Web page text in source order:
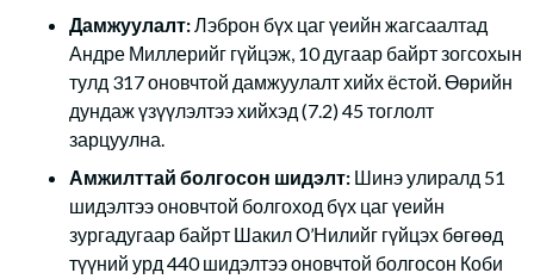
Дамжуулалт:Лэброн бүх цаг үеийн жагсаалтад
Андре Миллерийг гүйцэж, 10 дугаар байрт зогсохын
тулд 317 оновчтой дамжуулалт хийх ёстой. Өөрийн
дундаж үзүүлэлтээ хийхэд (7.2) 45 тоглолт
зарцуулна.
Амжилттай болгосон шидэлт: Шинэ улиралд 51
шидэлтээ оновчтой болгоход бүх цаг үеийн
зургадугаар байрт Шакил О’Нилийг гүйцэх бөгөөд
түүний урд 440 шидэлтээ оновчтой болгосон Коби